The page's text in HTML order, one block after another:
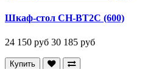
Шкаф-стол CH-BT2C (600)
24 150 руб 30 185 руб
Купить